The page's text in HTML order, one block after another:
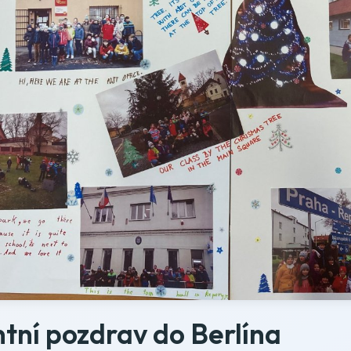
pozdrav do Berlína